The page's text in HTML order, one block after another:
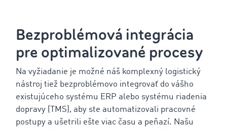
Bezproblémová integrácia
pre optimalizované procesy
Na vyžiadanie je možné náš komplexný logistický
nástroj tiež bezproblémovo integrovať do vášho
existujúceho systému ERP alebo systému riadenia
dopravy (TMS), aby ste automatizovali pracovné
postupy a ušetrili ešte viac času a peňazí. Našu